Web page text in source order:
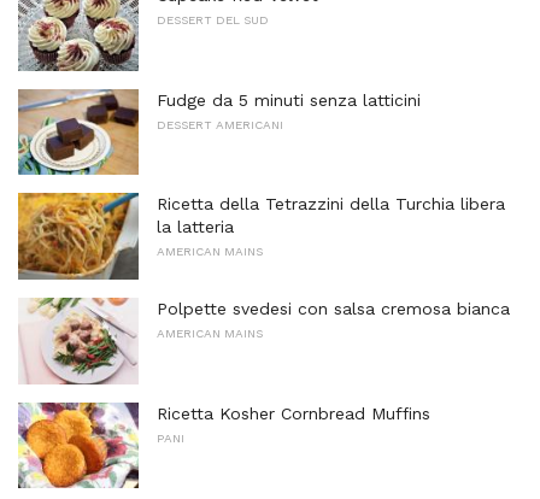
DESSERT DEL SUD
Fudge da 5 minuti senza latticini
DESSERT AMERICANI
Ricetta della Tetrazzini della Turchia libera
la latteria
AMERICAN MAINS
Polpette svedesi con salsa cremosa bianca
AMERICAN MAINS
Ricetta Kosher Cornbread Muffins
PANI